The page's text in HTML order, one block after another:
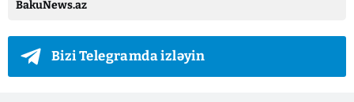
BakuNews.az
Bizi Telegramda izləyin